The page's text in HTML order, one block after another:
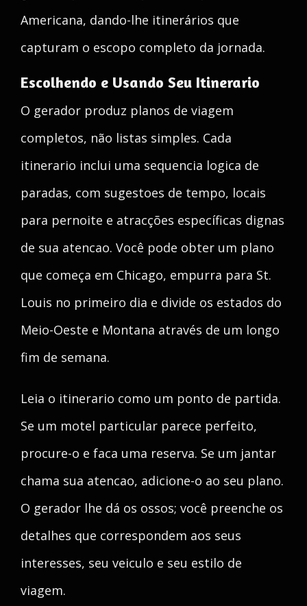
Americana, dando-lhe itinerários que
capturam o escopo completo da jornada.
Escolhendo e Usando Seu Itinerario
O gerador produz planos de viagem
completos, não listas simples. Cada
itinerario inclui uma sequencia logica de
paradas, com sugestoes de tempo, locais
para pernoite e atracções específicas dignas
de sua atencao. Você pode obter um plano
que começa em Chicago, empurra para St.
Louis no primeiro dia e divide os estados do
Meio-Oeste e Montana através de um longo
fim de semana.
Leia o itinerario como um ponto de partida.
Se um motel particular parece perfeito,
procure-o e faca uma reserva. Se um jantar
chama sua atencao, adicione-o ao seu plano.
O gerador lhe dá os ossos; você preenche os
detalhes que correspondem aos seus
interesses, seu veiculo e seu estilo de
viagem.